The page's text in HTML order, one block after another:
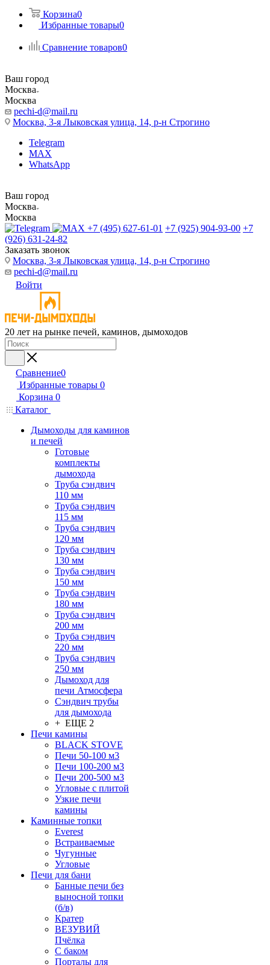
Корзина0
Избранные товары0
Сравнение товаров0
Ваш город
Москва
Москва
pechi-d@mail.ru
Москва, 3-я Лыковская улица, 14, р-н Строгино
Telegram
MAX
WhatsApp
Ваш город
Москва
Москва
+7 (495) 627-61-01 +7 (925) 904-93-00 +7
(926) 631-24-82
Заказать звонок
Москва, 3-я Лыковская улица, 14, р-н Строгино
pechi-d@mail.ru
Войти
20 лет на рынке печей, каминов, дымоходов
Сравнение0
Избранные товары 0
Корзина 0
Каталог
Дымоходы для каминов
и печей
Готовые
комплекты
дымохода
Труба сэндвич
110 мм
Труба сэндвич
115 мм
Труба сэндвич
120 мм
Труба сэндвич
130 мм
Труба сэндвич
150 мм
Труба сэндвич
180 мм
Труба сэндвич
200 мм
Труба сэндвич
220 мм
Труба сэндвич
250 мм
Дымоход для
печи Атмосфера
Сэндвич трубы
для дымохода
+ ЕЩЕ 2
Печи камины
BLACK STOVE
Печи 50-100 м3
Печи 100-200 м3
Печи 200-500 м3
Угловые с плитой
Узкие печи
камины
Каминные топки
Everest
Встраиваемые
Чугунные
Угловые
Печи для бани
Банные печи без
выносной топки
(б/в)
Кратер
ВЕЗУВИЙ
Пчёлка
С баком
Порталы для